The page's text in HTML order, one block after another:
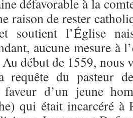
défavorable à la
raison de rester
soutient l’Église
aucune mesure à
début de 1559, nous
requête du pasteur
d’un jeune
qui était incarcéré à